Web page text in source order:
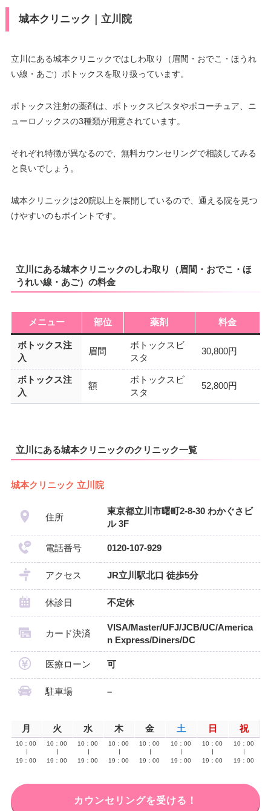
城本クリニック｜立川院
立川にある城本クリニックではしわ取り（眉間・おでこ・ほうれ
い線・あご）ボトックスを取り扱っています。
ボトックス注射の薬剤は、ボトックスビスタやボコーチュア、ニ
ューロノックスの3種類が用意されています。
それぞれ特徴が異なるので、無料カウンセリングで相談してみる
と良いでしょう。
城本クリニックは20院以上を展開しているので、通える院を見つ
けやすいのもポイントです。
立川にある城本クリニックのしわ取り（眉間・おでこ・ほ
うれい線・あご）の料金
メニュー 部位 薬剤 料金
ボトックス注
入
眉間
ボトックスビ
スタ
30,800円
ボトックス注
入
額
ボトックスビ
スタ
52,800円
立川にある城本クリニックのクリニック一覧
城本クリニック 立川院
住所
東京都立川市曙町2-8-30 わかぐさビ
ル 3F
電話番号 0120-107-929
アクセス JR立川駅北口 徒歩5分
休診日 不定休
カード決済
VISA/Master/UFJ/JCB/UC/America
n Express/Diners/DC
医療ローン 可
駐車場 –
月 火 水 木 金 土 日 祝
10：00
19：00
10：00
19：00
10：00
19：00
10：00
19：00
10：00
19：00
10：00
19：00
10：00
19：00
10：00
19：00
カウンセリングを受ける！